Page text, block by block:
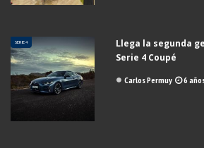
SERIE 4
Llega la segunda
Serie 4 Coupé
Carlos Permuy 6